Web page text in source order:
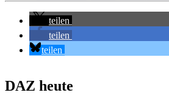
teilen
teilen
teilen
DAZ heute